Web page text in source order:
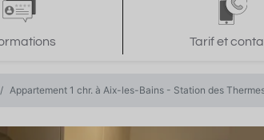
Tarif et
Appartement 1 chr. à Aix-les-Bains - Station des